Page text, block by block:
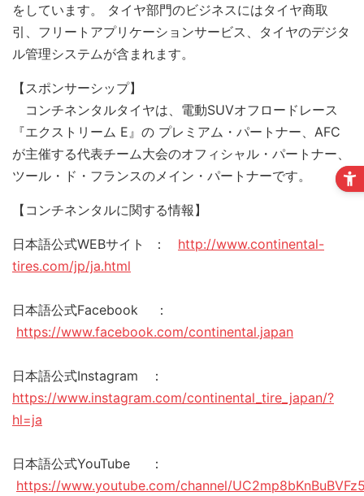
をしています。 タイヤ部門のビジネスにはタイヤ商取
引、フリートアプリケーションサービス、タイヤのデジタ
ル管理システムが含まれます。
【スポンサーシップ】
コンチネンタルタイヤは、電動SUVオフロードレース
『エクストリーム E』の プレミアム・パートナー、AFC
が主催する代表チーム大会のオフィシャル・パートナー、
ツール・ド・フランスのメイン・パートナーです。
【コンチネンタルに関する情報】
日本語公式WEBサイト ： http://www.continental-
tires.com/jp/ja.html
日本語公式Facebook ：
https://www.facebook.com/continental.japan
日本語公式Instagram ：
https://www.instagram.com/continental_tire_japan/?
hl=ja
日本語公式YouTube ：
https://www.youtube.com/channel/